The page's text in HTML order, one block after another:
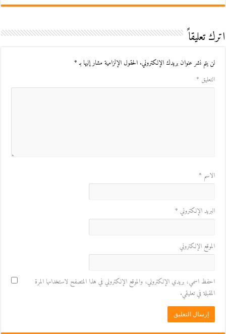
اترك تعليقاً
لن يتم نشر عنوان بريدك الإلكتروني. الحقول الإلزامية مشار إليها بـ*
التعليق *
الاسم *
البريد الإلكتروني *
الموقع الإلكتروني
احفظ اسمي، بريدي الإلكتروني، والموقع الإلكتروني في هذا المتصفح لاستخدامها المرة
المقبلة في تعليقي.